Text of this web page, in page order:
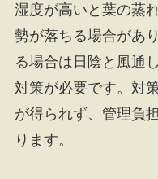
湿度が高いと葉の蒸
勢が落ちる場合があ
る場合は日陰と風通
対策が必要です。対
が得られず、管理負
ります。